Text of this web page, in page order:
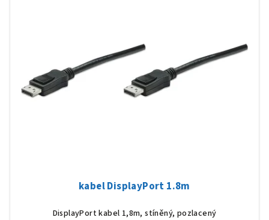
kabel DisplayPort 1.8m
DisplayPort kabel 1,8m, stíněný, pozlacený